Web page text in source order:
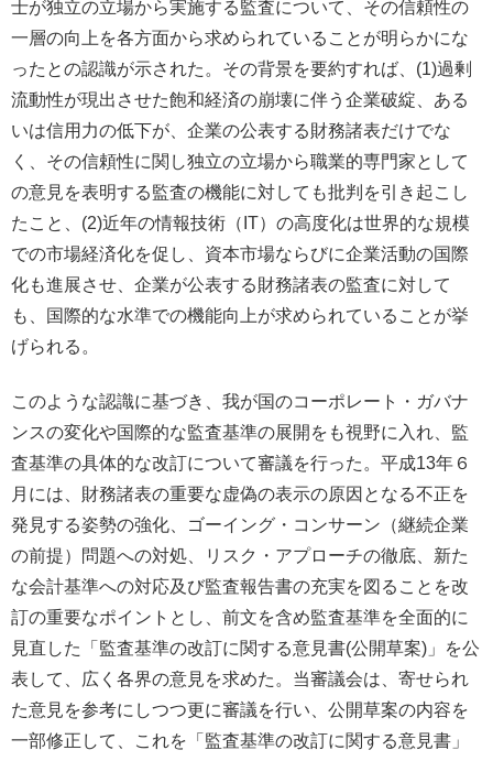
士が独立の立場から実施する監査について、その信頼性の
一層の向上を各方面から求められていることが明らかにな
ったとの認識が示された。その背景を要約すれば、(1)過剰
流動性が現出させた飽和経済の崩壊に伴う企業破綻、ある
いは信用力の低下が、企業の公表する財務諸表だけでな
く、その信頼性に関し独立の立場から職業的専門家として
の意見を表明する監査の機能に対しても批判を引き起こし
たこと、(2)近年の情報技術（IT）の高度化は世界的な規模
での市場経済化を促し、資本市場ならびに企業活動の国際
化も進展させ、企業が公表する財務諸表の監査に対して
も、国際的な水準での機能向上が求められていることが挙
げられる。
このような認識に基づき、我が国のコーポレート・ガバナ
ンスの変化や国際的な監査基準の展開をも視野に入れ、監
査基準の具体的な改訂について審議を行った。平成13年６
月には、財務諸表の重要な虚偽の表示の原因となる不正を
発見する姿勢の強化、ゴーイング・コンサーン（継続企業
の前提）問題への対処、リスク・アプローチの徹底、新た
な会計基準への対応及び監査報告書の充実を図ることを改
訂の重要なポイントとし、前文を含め監査基準を全面的に
見直した「監査基準の改訂に関する意見書(公開草案)」を公
表して、広く各界の意見を求めた。当審議会は、寄せられ
た意見を参考にしつつ更に審議を行い、公開草案の内容を
一部修正して、これを「監査基準の改訂に関する意見書」